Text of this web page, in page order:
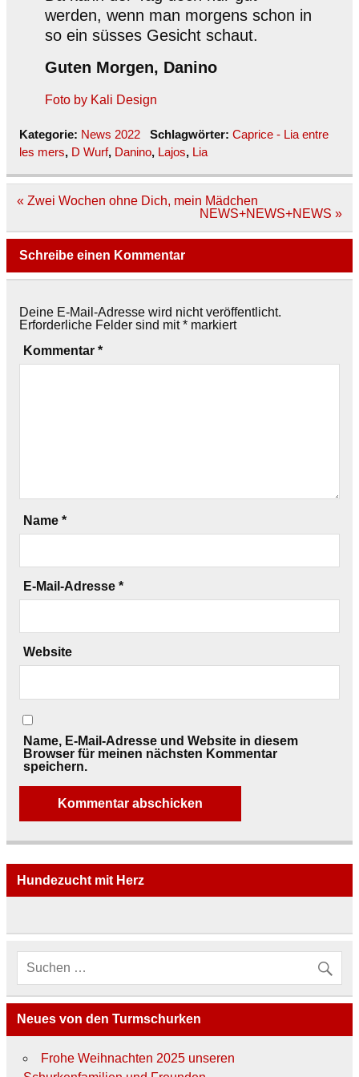
werden, wenn man morgens schon in
so ein süsses Gesicht schaut.
Guten Morgen, Danino
Foto by Kali Design
Kategorie: News 2022 Schlagwörter: Caprice - Lia entre
les mers, D Wurf, Danino, Lajos, Lia
Beitragsnavigation
« Zwei Wochen ohne Dich, mein Mädchen
NEWS+NEWS+NEWS »
Schreibe einen Kommentar
Deine E-Mail-Adresse wird nicht veröffentlicht.
Erforderliche Felder sind mit* markiert
Kommentar *
Name *
E-Mail-Adresse *
Website
Name, E-Mail-Adresse und Website in diesem
Browser für meinen nächsten Kommentar
speichern.
Hundezucht mit Herz
Neues von den Turmschurken
Frohe Weihnachten 2025 unseren